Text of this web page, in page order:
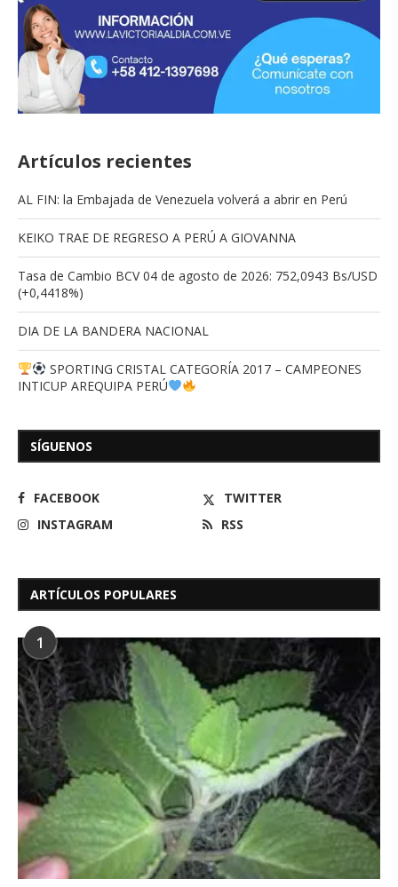
Artículos recientes
AL FIN: la Embajada de Venezuela volverá a abrir en Perú
KEIKO TRAE DE REGRESO A PERÚ A GIOVANNA
Tasa de Cambio BCV 04 de agosto de 2026: 752,0943 Bs/USD
(+0,4418%)
DIA DE LA BANDERA NACIONAL
SPORTING CRISTAL CATEGORÍA 2017 – CAMPEONES
INTICUP AREQUIPA PERÚ
SÍGUENOS
FACEBOOK
TWITTER
INSTAGRAM
RSS
ARTÍCULOS POPULARES
1